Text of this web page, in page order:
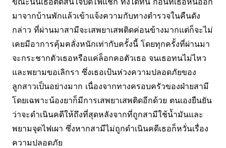
มาจากบ้านพักแล้วเข้าแจ้งความกับทางตำรวจในคืนดัง
กล่าว ที่ผ่านมาสามีจะเสพยาเสพติดค่อนข้างมากแต่ก็จะไม่
เคยมีอาการคุ้มคลั่งหนักเท่ากับครั้งนี้ โดยทุกครั้งที่ผ่านมา
จะกระชากตัวเธอหรือแค่ล็อกคอตัวเธอ จนเธอทนไม่ไหว
และพยามขอเลิกรา ซึ่งเธอเป้นห่วงความปลอดภัยของ
ลูกสาวเป็นอย่างมาก เนื่องจากทางครอบครัวของฝ่ายสามี
โดยเฉพาะน้องยาก็มีการเสพยาเสพติดอีกด้วย ตนเองยืนยัน
ว่าจะดำเนินคดีให้ถึงที่สุดหลังจากที่ถูกสามีใช้น้ำมันและ
พยามจุดไฟเผา ซึ่งหากสามีไม่ถูกดำเนินคดีเธอก็หวั่นเรื่อง
ความปลอดภัย